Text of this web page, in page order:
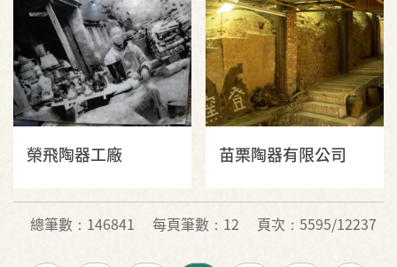
榮飛陶器工廠 苗栗陶器有限公司
總筆數：146841 每頁筆數：12 頁次：5595/12237